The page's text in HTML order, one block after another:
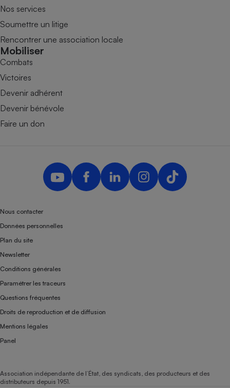
Nos services
Soumettre un litige
Rencontrer une association locale
Mobiliser
Combats
Victoires
Devenir adhérent
Devenir bénévole
Faire un don
Nous contacter
Données personnelles
Plan du site
Newsletter
Conditions générales
Paramétrer les traceurs
Questions fréquentes
Droits de reproduction et de diffusion
Mentions légales
Panel
Association indépendante de l’État, des syndicats, des producteurs et des
distributeurs depuis 1951.